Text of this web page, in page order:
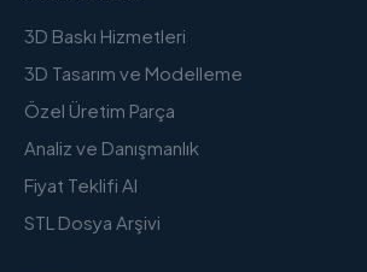
3D Baskı Hizmetleri
3D Tasarım ve Modelleme
Özel Üretim Parça
Analiz ve Danışmanlık
Fiyat Teklifi Al
STL Dosya Arşivi